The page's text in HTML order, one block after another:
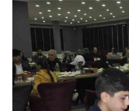
SİYASET
EKONOMİ
DÜNYA
MAGAZİN